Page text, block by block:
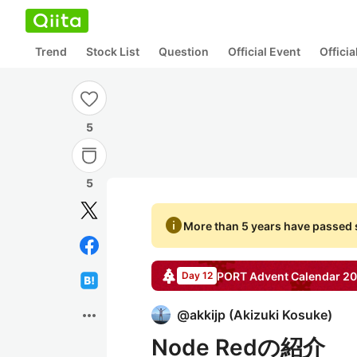
Trend Stock List Question Official Event
5
5
more_horiz
infoMore than 5 years have passed
Day 12 PORTAdvent Calendar
@akkijp (Akizuki Kosuke)
Node Redの紹介